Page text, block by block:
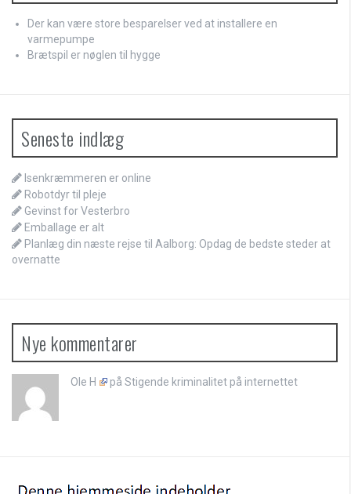
Der kan være store besparelser ved at installere en
varmepumpe
Brætspil er nøglen til hygge
Seneste indlæg
Isenkræmmeren er online
Robotdyr til pleje
Gevinst for Vesterbro
Emballage er alt
Planlæg din næste rejse til Aalborg: Opdag de bedste steder at
overnatte
Nye kommentarer
Ole H påStigende kriminalitet på internettet